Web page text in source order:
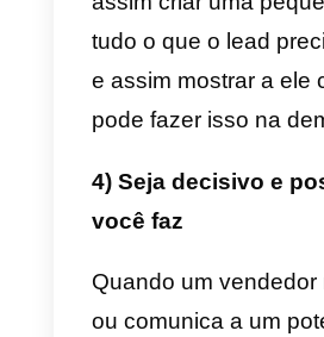
uma ligação
significa que
essa pessoa,
precisando.
apresenta e